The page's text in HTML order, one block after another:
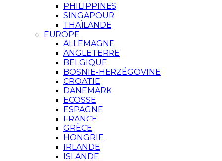
PHILIPPINES
SINGAPOUR
THAÏLANDE
EUROPE
ALLEMAGNE
ANGLETERRE
BELGIQUE
BOSNIE-HERZÉGOVINE
CROATIE
DANEMARK
ECOSSE
ESPAGNE
FRANCE
GRÈCE
HONGRIE
IRLANDE
ISLANDE